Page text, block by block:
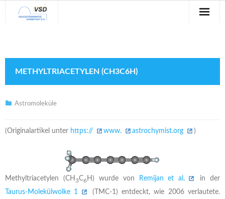
Veranstaltungen
Blog
Galerie
METHYLTRIACETYLEN (CH3C6H)
Astromoleküle
(Originalartikel unter https:// www. astrochymist.org )
Methyltriacetylen (CH 3C6H) wurde von Remijan et al.
in der
Taurus-Molekülwolke 1
(TMC-1) entdeckt, wie 2006 verlautete.